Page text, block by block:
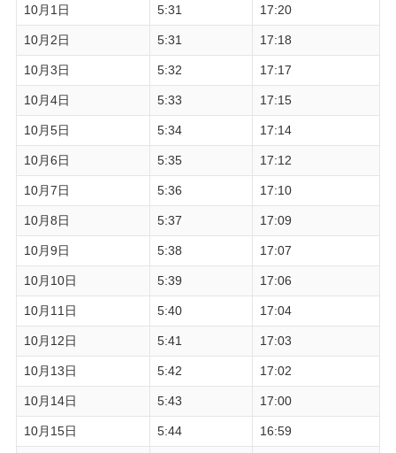
10月1日 5:31 17:20
10月2日 5:31 17:18
10月3日 5:32 17:17
10月4日 5:33 17:15
10月5日 5:34 17:14
10月6日 5:35 17:12
10月7日 5:36 17:10
10月8日 5:37 17:09
10月9日 5:38 17:07
10月10日 5:39 17:06
10月11日 5:40 17:04
10月12日 5:41 17:03
10月13日 5:42 17:02
10月14日 5:43 17:00
10月15日 5:44 16:59